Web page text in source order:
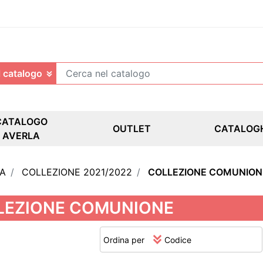
AVERLA
OUTLET
COLLEZIONE 2021/2022 COLLEZIONE
COMUNIONE
Ordina per